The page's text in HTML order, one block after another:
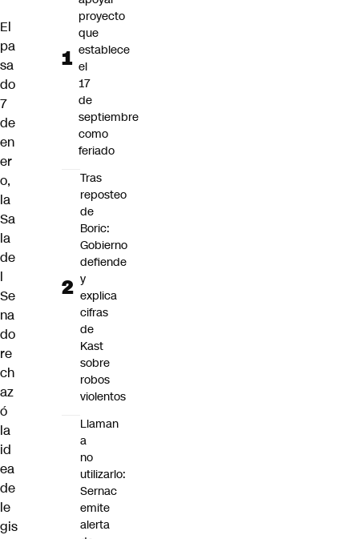
El
pa
sa
do
7
de
en
er
o,
la
Sa
la
de
l
Se
na
do
re
ch
az
ó
la
id
ea
de
le
gis
proyecto
que
establece
el
17
de
septiembre
como
feriado
Tras
reposteo
de
Boric:
Gobierno
defiende
y
explica
cifras
de
Kast
sobre
robos
violentos
Llaman
a
no
utilizarlo:
Sernac
emite
alerta